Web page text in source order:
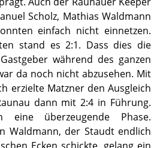
Scholz, Mathias Waldmann
einfach nicht einnetzen.
stand es 2:1. Dass dies die
während des ganzen
da noch nicht abzusehen. Mit
erzielte Matzner den Ausgleich
dann mit 2:4 in Führung.
überzeugende Phase.
Waldmann, der Staudt endlich